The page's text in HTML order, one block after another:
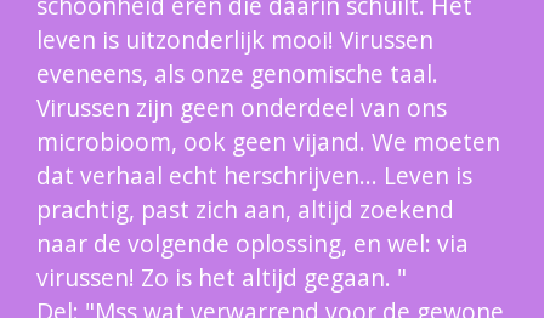
leven is uitzonderlijk mooi! Virussen
eveneens, als onze genomische taal.
Virussen zijn geen onderdeel van ons
microbioom, ook geen vijand. We moeten
dat verhaal echt herschrijven... Leven is
prachtig, past zich aan, altijd zoekend
naar de volgende oplossing, en wel: via
virussen! Zo is het altijd gegaan. "
Del: "Mss wat verwarrend voor de gewone